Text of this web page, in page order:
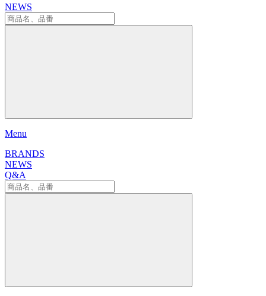
NEWS
Menu
BRANDS
NEWS
Q&A